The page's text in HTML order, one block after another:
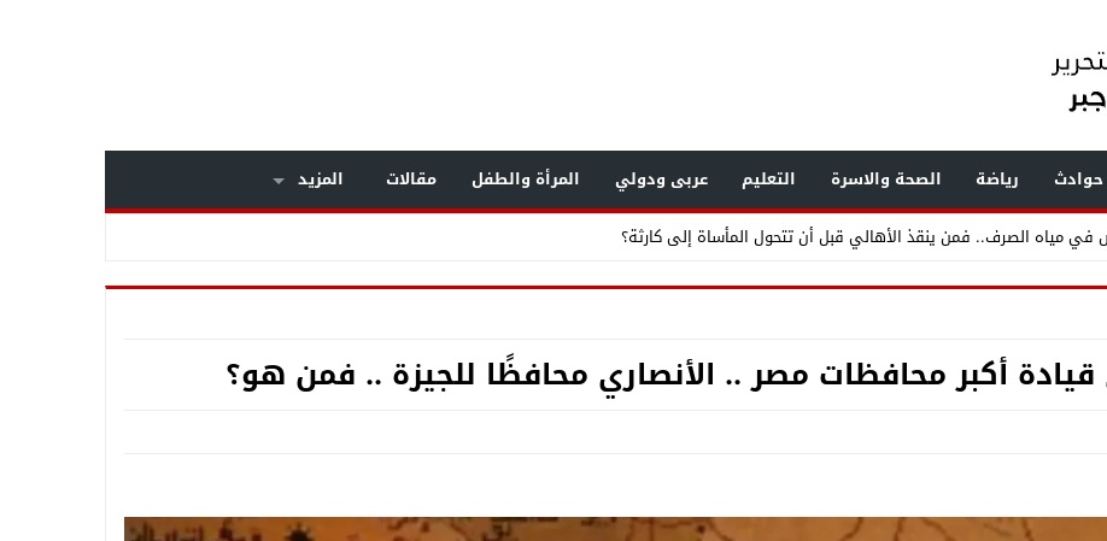
حوادث رياضة الصحة والاسرة التعليم عربى ودولي المرأة والطفل مقالات
المزيد
القمامة ومخازن الخردة ويرصد مخالفات بناء وإشغالات بالهرم والعمرانية
.. «الفرعون» يضع طرابزون سبور تحت أنظار العالم
قيادة أكبر محافظات مصر .. الأنصاري محافظًا للجيزة .. فمن هو؟